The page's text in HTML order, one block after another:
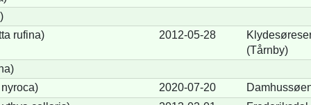
rufina)
2012-05-28
(Tårnby)
2020-07-20